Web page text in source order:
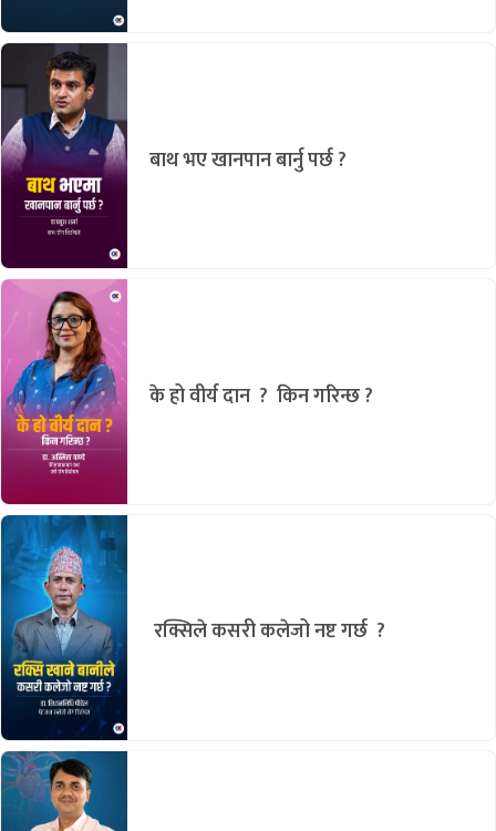
बाथ भए खानपान बार्नु पर्छ ?
के हो वीर्य दान ? किन गरिन्छ ?
रक्सिले कसरी कलेजो नष्ट गर्छ ?